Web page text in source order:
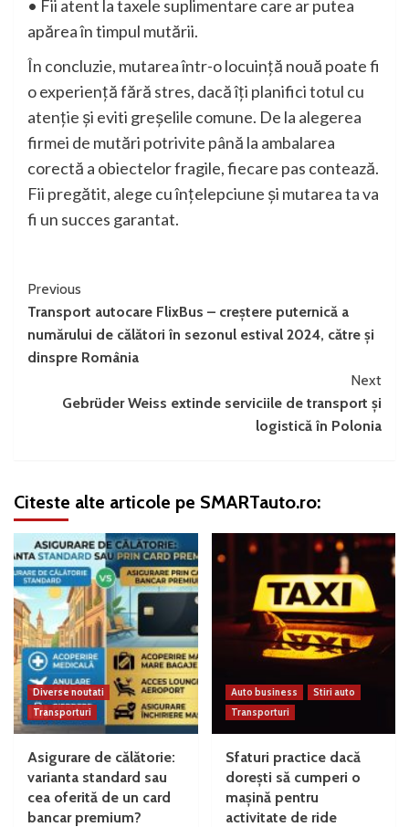
• Fii atent la taxele suplimentare care ar putea
apărea în timpul mutării.
În concluzie, mutarea într-o locuință nouă poate fi
o experiență fără stres, dacă îți planifici totul cu
atenție și eviti greșelile comune. De la alegerea
firmei de mutări potrivite până la ambalarea
corectă a obiectelor fragile, fiecare pas contează.
Fii pregătit, alege cu înțelepciune și mutarea ta va
fi un succes garantat.
Continue
Reading
Previous
Transport autocare FlixBus – creștere puternică a
numărului de călători în sezonul estival 2024, către și
dinspre România
Next
Gebrüder Weiss extinde serviciile de transport și
logistică în Polonia
Citeste alte articole pe SMARTauto.ro:
Diverse noutati
Transporturi
Asigurare de călătorie:
varianta standard sau
cea oferită de un card
bancar premium?
Auto business
Stiri auto
Transporturi
Sfaturi practice dacă
dorești să cumperi o
mașină pentru
activitate de ride